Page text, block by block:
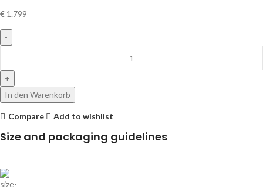
€ 1.799
In den Warenkorb
Compare Add to wishlist
Size and packaging guidelines